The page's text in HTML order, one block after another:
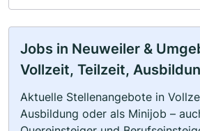
Jobs in Neuweiler &
Vollzeit, Teilzeit,
Aktuelle Stellenangebote in
Ausbildung oder als Minijob –